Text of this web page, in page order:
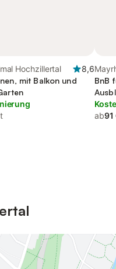
Hochzillertal
8,6
mit Balkon und
BnB
ab91